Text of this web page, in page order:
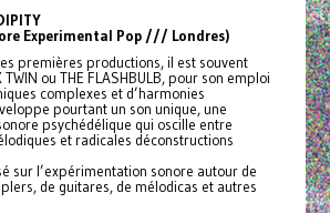
Experimental Pop /// Londres)
premières productions, il est souvent
ou THE FLASHBULB, pour son emploi
complexes et d’harmonies
pourtant un son unique, une
psychédélique qui oscille entre
et radicales déconstructions
sur l’expérimentation sonore autour de
de guitares, de mélodicas et autres